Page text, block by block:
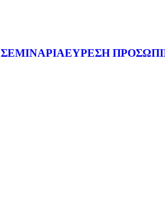
ΣΕΜΙΝΑΡΙΑΕΥΡΕΣΗ